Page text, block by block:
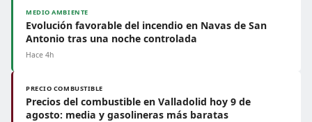
MEDIO AMBIENTE
Evolución favorable del incendio en Navas de San
Antonio tras una noche controlada
Hace 4h
PRECIO COMBUSTIBLE
Precios del combustible en Valladolid hoy 9 de
agosto: media y gasolineras más baratas